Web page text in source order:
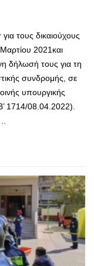
τους δικαιούχους
2021και
δήλωσή τους για τη
συνδρομής, σε
υπουργικής
1714/08.04.2022).
…